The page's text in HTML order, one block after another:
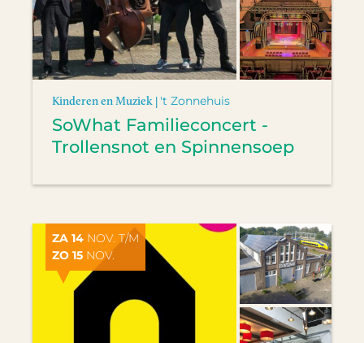
Kinderen en Muziek | 't Zonnehuis
SoWhat Familieconcert -
Trollensnot en Spinnensoep
ZA 14 NOV. T/M
ZO 15 NOV.